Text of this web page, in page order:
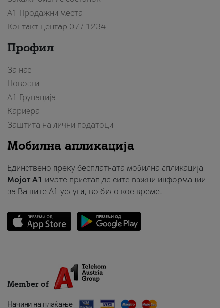
A1 Продажни места
Контакт центар 077 1234
Профил
За нас
Новости
А1 Групација
Кариера
Заштита на лични податоци
Мобилна апликација
Единствено преку бесплатната мобилна апликација
Мојот A1 имате пристап до сите важни информации
за Вашите A1 услуги, во било кое време.
Member of
Начини на плаќање